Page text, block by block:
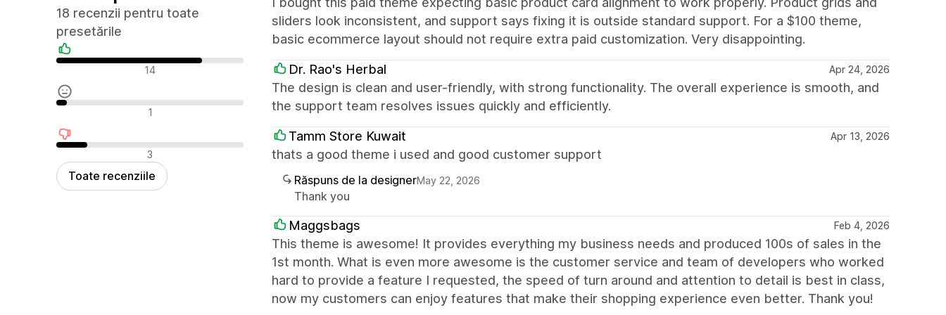
18 recenzii pentru toate
presetările
Recenzii pozitive14
Recenzii neutre 1
Recenzii negative3
Toate recenziile
sliders look inconsistent, and support says fixing it is outside standard support. For a $100 theme,
basic ecommerce layout should not require extra paid customization. Very disappointing.
Dr. Rao's Herbal Apr 24, 2026
The design is clean and user-friendly, with strong functionality. The overall experience is smooth, and
the support team resolves issues quickly and efficiently.
Tamm Store Kuwait Apr 13, 2026
thats a good theme i used and good customer support
Răspuns de la designerMay 22, 2026
Thank you
Maggsbags Feb 4, 2026
This theme is awesome! It provides everything my business needs and produced 100s of sales in the
1st month. What is even more awesome is the customer service and team of developers who worked
hard to provide a feature I requested, the speed of turn around and attention to detail is best in class,
now my customers can enjoy features that make their shopping experience even better. Thank you!